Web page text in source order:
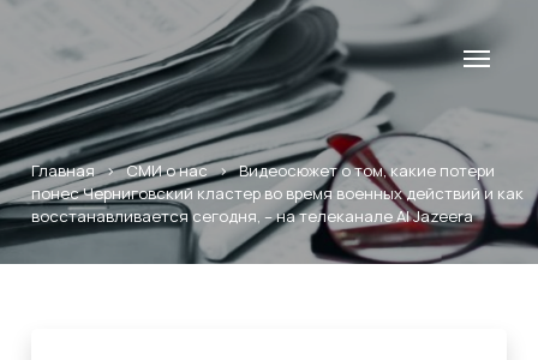
Главная>СМИ о нас>Видеосюжет о том, какие потери
понес Черниговский кластер во время военных действий и как
восстанавливается сегодня, – на телеканале Al Jazeera